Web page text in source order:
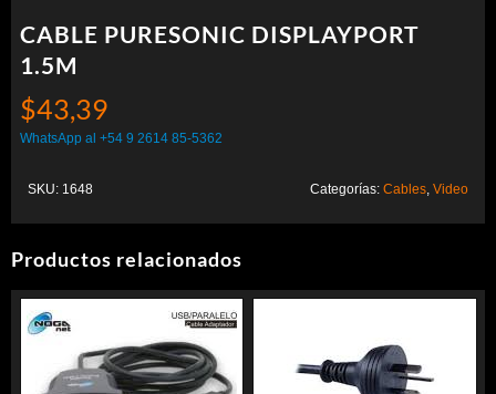
CABLE PURESONIC DISPLAYPORT
1.5M
$43,39
WhatsApp al +54 9 2614 85-5362
SKU: 1648 Categorías: Cables, Video
Productos relacionados